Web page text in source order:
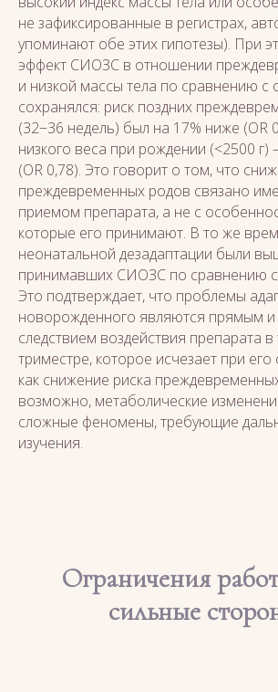
не зафиксированные в регистрах,
упоминают обе этих гипотезы). При
эффект СИОЗС в отношении
и низкой массы тела по сравнению
сохранялся: риск поздних
(32−36 недель) был на 17% ниже (OR
низкого веса при рождении (<2500
(OR 0,78). Это говорит о том, что
преждевременных родов связано
приемом препарата, а не с
которые его принимают. В то же
неонатальной дезадаптации были
принимавших СИОЗС по сравнению
Это подтверждает, что проблемы
новорожденного являются прямым и
следствием воздействия препарата в
триместре, которое исчезает при его
как снижение риска
возможно, метаболические
сложные феномены, требующие
изучения.
Ограничения
сильные